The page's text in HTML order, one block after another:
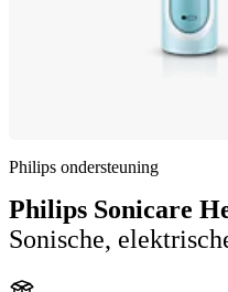
Philips ondersteuning
Philips Sonicare
Sonische,